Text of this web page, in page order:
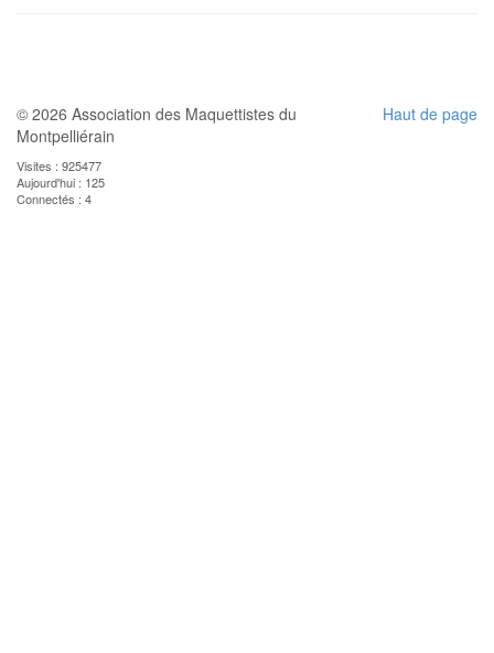
Haut de page
© 2026 Association des Maquettistes du
Montpelliérain
Visites : 925477
Aujourd'hui : 125
Connectés : 4